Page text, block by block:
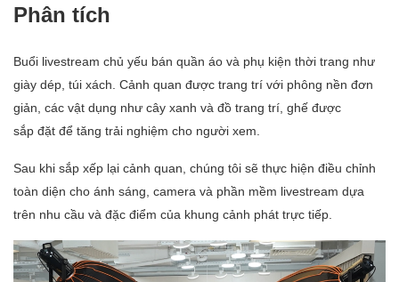
Phân tích
Buổi livestream chủ yếu bán quần áo và phụ kiện thời trang như
giày dép, túi xách. Cảnh quan được trang trí với phông nền đơn
giản, các vật dụng như cây xanh và đồ trang trí, ghế được
sắp đặt để tăng trải nghiệm cho người xem.
Sau khi sắp xếp lại cảnh quan, chúng tôi sẽ thực hiện điều chỉnh
toàn diện cho ánh sáng, camera và phần mềm livestream dựa
trên nhu cầu và đặc điểm của khung cảnh phát trực tiếp.